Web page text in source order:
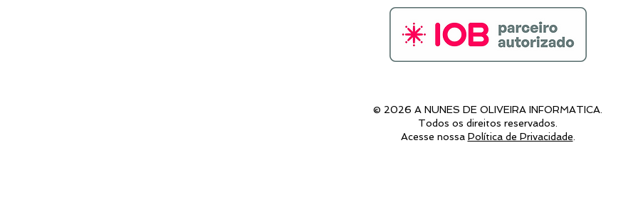
© 2026 A NUNES DE OLIVEIRA INFORMATICA.
Todos os direitos reservados.​​
Acesse nossa Política de Privacidade